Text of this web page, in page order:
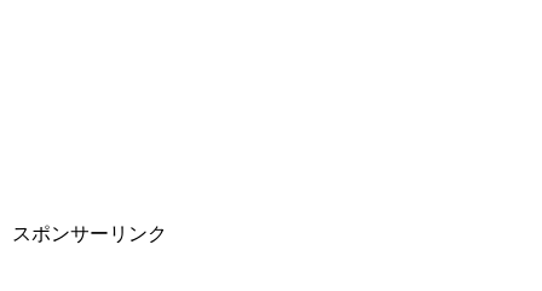
スポンサーリンク